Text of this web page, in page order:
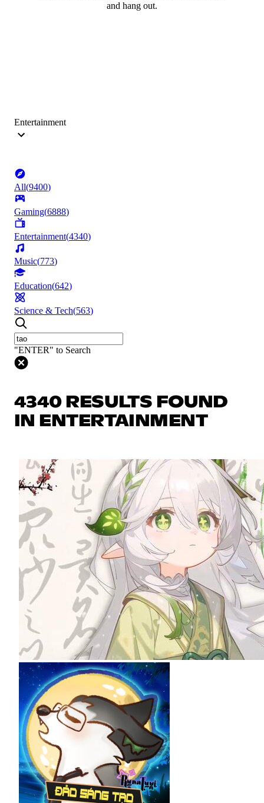
and hang out.
Entertainment
All(9400)
Gaming(6888)
Entertainment(4340)
Music(773)
Education(642)
Science & Tech(563)
"ENTER" to Search
4340 RESULTS FOUND
IN ENTERTAINMENT